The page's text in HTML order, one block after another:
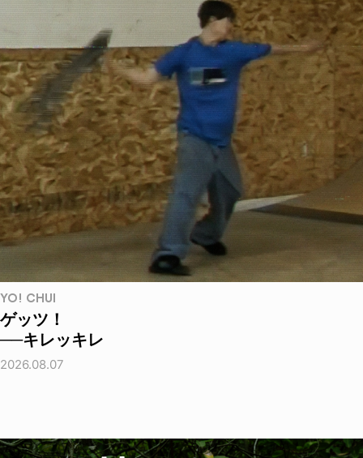
YO! CHUI
ゲッツ！
──キレッキレ
2026.08.07